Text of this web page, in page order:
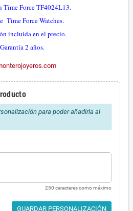
Time Force TF4024L13.
Time Force Watches.
incluida en el precio.
Garantía 2 años.
para poder añadirla al
250 caracteres como máximo
GUARDAR PERSONALIZACIÓN